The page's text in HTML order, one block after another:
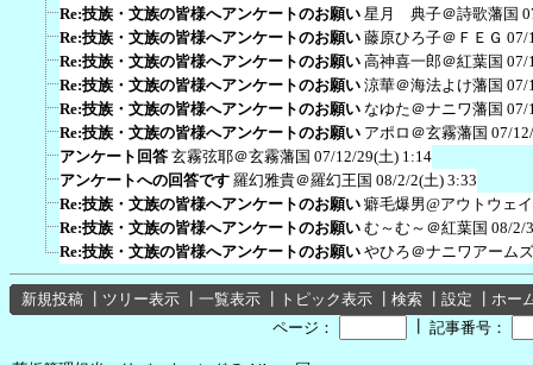
Re:技族・文族の皆様へアンケートのお願い 星月 典子＠詩歌藩国
Re:技族・文族の皆様へアンケートのお願い 藤原ひろ子＠ＦＥＧ 07/
Re:技族・文族の皆様へアンケートのお願い 高神喜一郎＠紅葉国 07/
Re:技族・文族の皆様へアンケートのお願い 涼華＠海法よけ藩国 07/
Re:技族・文族の皆様へアンケートのお願い なゆた＠ナニワ藩国 07/
Re:技族・文族の皆様へアンケートのお願い アポロ＠玄霧藩国 07/
アンケート回答 玄霧弦耶＠玄霧藩国 07/12/29(土) 1:14
アンケートへの回答です 羅幻雅貴＠羅幻王国 08/2/2(土) 3:33
Re:技族・文族の皆様へアンケートのお願い 癖毛爆男@アウトウェイ
Re:技族・文族の皆様へアンケートのお願い む～む～＠紅葉国 08/2/
Re:技族・文族の皆様へアンケートのお願い やひろ＠ナニワアーム
新規投稿 ツリー表示 一覧表示 トピック表示 検索 設定
ホー
ページ：
記事番号：